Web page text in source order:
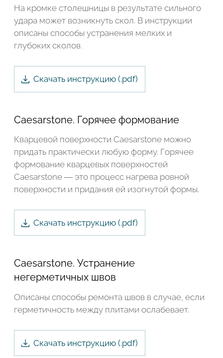
На кромке столешницы в результате сильного
удара может возникнуть скол. В инструкции
описаны способы устранения мелких и
глубоких сколов.
Скачать инструкцию (.pdf)
Caesarstone. Горячее формование
Кварцевой поверхности Caesarstone можно
придать практически любую форму. Горячее
формование кварцевых поверхностей
Caesarstone — это процесс нагрева ровной
поверхности и придания ей изогнутой формы.
Скачать инструкцию (.pdf)
Caesarstone. Устранение
негерметичных швов
Описаны способы ремонта швов в случае, если
герметичность между плитами ослабевает.
Скачать инструкцию (.pdf)